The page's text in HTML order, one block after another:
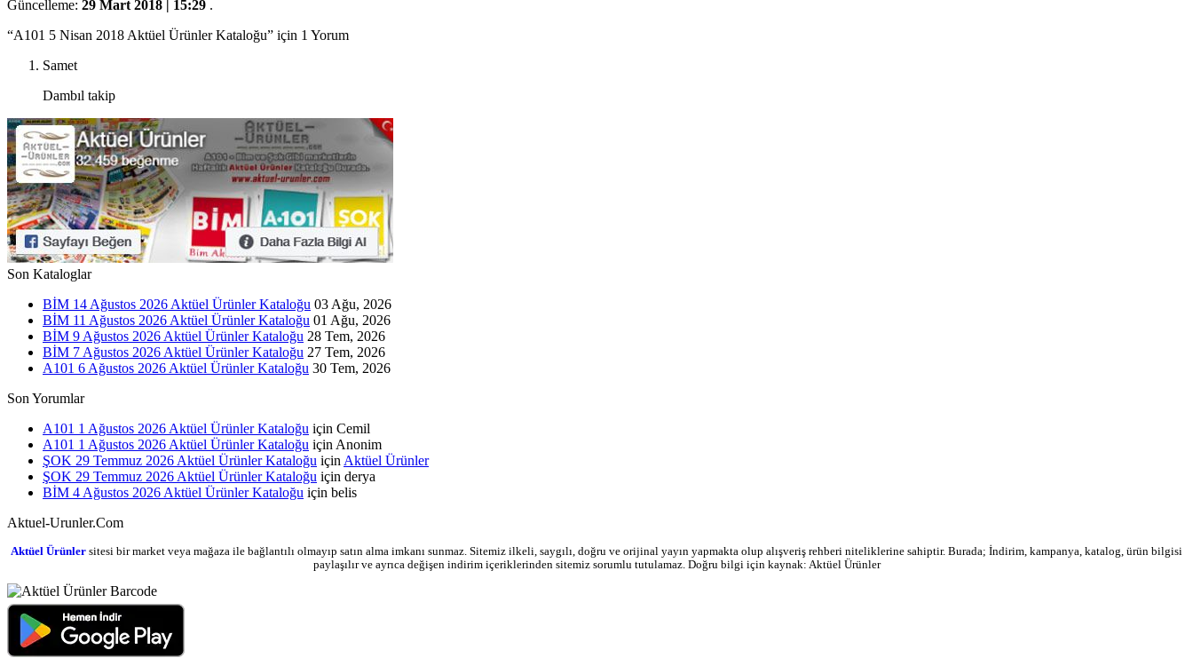
Güncelleme: 29 Mart 2018 | 15:29 .
“A101 5 Nisan 2018 Aktüel Ürünler Kataloğu” için 1 Yorum
Samet
Dambıl takip
Son Kataloglar
BİM 14 Ağustos 2026 Aktüel Ürünler Kataloğu 03 Ağu, 2026
BİM 11 Ağustos 2026 Aktüel Ürünler Kataloğu 01 Ağu, 2026
BİM 9 Ağustos 2026 Aktüel Ürünler Kataloğu 28 Tem, 2026
BİM 7 Ağustos 2026 Aktüel Ürünler Kataloğu 27 Tem, 2026
A101 6 Ağustos 2026 Aktüel Ürünler Kataloğu 30 Tem, 2026
Son Yorumlar
A101 1 Ağustos 2026 Aktüel Ürünler Kataloğu için Cemil
A101 1 Ağustos 2026 Aktüel Ürünler Kataloğu için Anonim
ŞOK 29 Temmuz 2026 Aktüel Ürünler Kataloğu için Aktüel Ürünler
ŞOK 29 Temmuz 2026 Aktüel Ürünler Kataloğu için derya
BİM 4 Ağustos 2026 Aktüel Ürünler Kataloğu için belis
Aktuel-Urunler.Com
Aktüel Ürünler sitesi bir market veya mağaza ile bağlantılı olmayıp satın alma imkanı sunmaz. Sitemiz ilkeli, saygılı, doğru ve orijinal yayın yapmakta olup alışveriş rehberi niteliklerine sahiptir. Burada; İndirim, kampanya, katalog, ürün bilgisi
paylaşılır ve ayrıca değişen indirim içeriklerinden sitemiz sorumlu tutulamaz. Doğru bilgi için kaynak: Aktüel Ürünler